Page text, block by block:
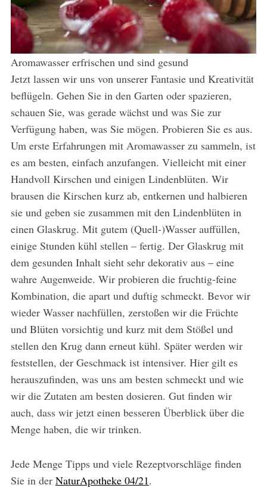
Aromawasser erfrischen und sind gesund
Jetzt lassen wir uns von unserer Fantasie und Kreativität
beflügeln. Gehen Sie in den Garten oder spazieren,
schauen Sie, was gerade wächst und was Sie zur
Verfügung haben, was Sie mögen. Probieren Sie es aus.
Um erste Erfahrungen mit Aromawasser zu sammeln, ist
es am besten, einfach anzufangen. Vielleicht mit einer
Handvoll Kirschen und einigen Lindenblüten. Wir
brausen die Kirschen kurz ab, entkernen und halbieren
sie und geben sie zusammen mit den Lindenblüten in
einen Glaskrug. Mit gutem (Quell-)Wasser auffüllen,
einige Stunden kühl stellen – fertig. Der Glaskrug mit
dem gesunden Inhalt sieht sehr dekorativ aus – eine
wahre Augenweide. Wir probieren die fruchtig-feine
Kombination, die apart und duftig schmeckt. Bevor wir
wieder Wasser nachfüllen, zerstoßen wir die Früchte
und Blüten vorsichtig und kurz mit dem Stößel und
stellen den Krug dann erneut kühl. Später werden wir
feststellen, der Geschmack ist intensiver. Hier gilt es
herauszufinden, was uns am besten schmeckt und wie
wir die Zutaten am besten dosieren. Gut finden wir
auch, dass wir jetzt einen besseren Überblick über die
Menge haben, die wir trinken.
Jede Menge Tipps und viele Rezeptvorschläge finden
Sie in der NaturApotheke 04/21.